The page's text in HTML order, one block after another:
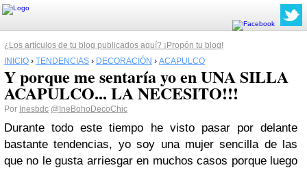
¿Los artículos de tu blog publicados aquí? ¡Propón tu blog!
INICIO › TENDENCIAS › DECORACIÓN › ACAPULCO
Y porque me sentaría yo en UNA SILLA
ACAPULCO... LA NECESITO!!!
Por Inesbdc @IneBohoDecoChic
Durante todo este tiempo he visto pasar por delante
bastante tendencias, yo soy una mujer sencilla de las
que no le gusta arriesgar en muchos casos porque luego